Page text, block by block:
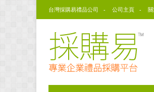
台灣採購易禮品公司 公司主頁